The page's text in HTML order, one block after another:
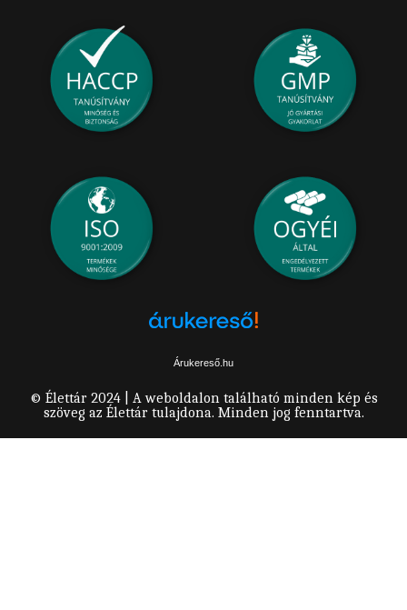
Árukereső.hu
© Élettár 2024 | A weboldalon található minden kép és
szöveg az Élettár tulajdona. Minden jog fenntartva.